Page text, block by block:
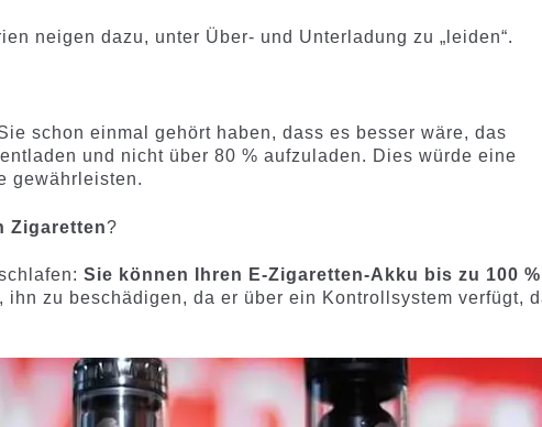
neigen dazu, unter Über- und Unterladung zu „leiden“.
schon einmal gehört haben, dass es besser wäre, das
und nicht über 80 % aufzuladen. Dies würde eine
gewährleisten.
Zigaretten?
Sie können Ihren E-Zigaretten-Akku bis zu 100 %
ihn zu beschädigen, da er über ein Kontrollsystem verfügt,